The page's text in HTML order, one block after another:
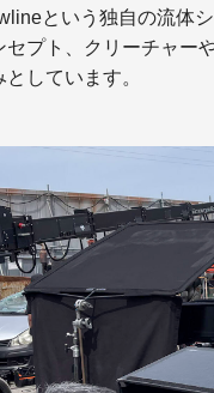
という独自の流体
セプト、クリーチャー
しています。